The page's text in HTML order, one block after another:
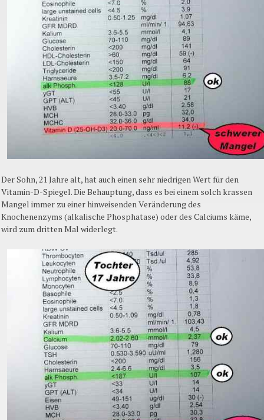
Der Sohn, 21 Jahre alt, hat auch einen sehr niedrigen Wert für den
Vitamin-D-Spiegel. Die Behauptung, dass es bei einem solch krassen
Mangel immer zu einer hinweisenden Veränderung des
Knochenenzyms (alkalische Phosphatase) oder des Calciums käme,
wird zum dritten Mal widerlegt.